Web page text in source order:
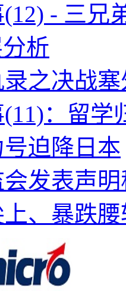
- 三兄
析
之决战
：留学
迫降日本
发表声
、暴跌